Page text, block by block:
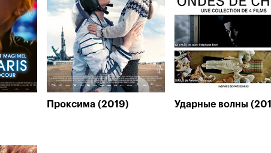
Проксима (2019) Ударные волны